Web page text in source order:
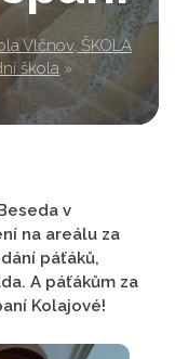
Vlčnov, ŠKOLA
škola »
v
na areálu za
páťáků,
A páťákům za
Kolajové!